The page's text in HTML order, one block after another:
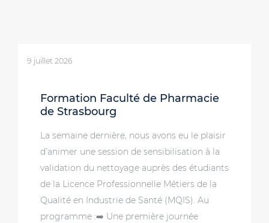
9 juillet 2026
Formation Faculté de Pharmacie
de Strasbourg
La semaine dernière, nous avons eu le plaisir
d’animer une session de sensibilisation à la
validation du nettoyage auprès des étudiants
de la Licence Professionnelle Métiers de la
Qualité en Industrie de Santé (MQIS). Au
programme :➡️ Une première journée